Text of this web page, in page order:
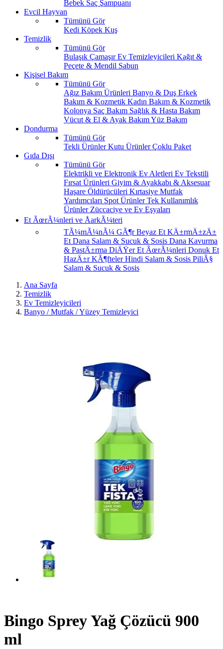
Bebek Saç Şampuanı
Evcil Hayvan
Tümünü Gör
Kedi Köpek Kuş
Temizlik
Tümünü Gör
Bulaşık ÇamaşırEv Temizleyicileri Kağıt &
Peçete & Mendil Sabun
Kişisel Bakım
Tümünü Gör
Ağız Bakım Ürünleri Banyo & Duş Erkek
Bakım & Kozmetik Kadın Bakım & Kozmetik
Kolonya Saç Bakım Sağlık & Hasta Bakım
Vücut & El & Ayak BakımYüz Bakım
Dondurma
Tümünü Gör
Tekli ÜrünlerKutu ÜrünlerÇoklu Paket
Gıda Dışı
Tümünü Gör
Elektrikli ve Elektronik Ev Aletleri Ev Tekstili
Fırsat Ürünleri Giyim & Ayakkabı & Aksesuar
Haşare Öldürücüleri Kırtasiye Mutfak
Yardımcıları Spot ÜrünlerTek Kullanımlık
Ürünler Züccaciye ve Ev Eşyaları
Et ÃœrÃ¼nleri ve ÅarkÃ¼teri
TÃ¼mÃ¼nÃ¼ GÃ¶rBeyaz Et KÄ±rmÄ±zÄ±
Et Dana Salam & Sucuk & Sosis Dana Kavurma
& PastÄ±rma DiÄŸer Et ÃœrÃ¼nleri Donuk Et
HazÄ±r KÃ¶ftelerHindi Salam & Sosis PiliÃ§
Salam & Sucuk & Sosis
Ana Sayfa
Temizlik
Ev Temizleyicileri
Banyo / Mutfak / Yüzey Temizleyici
Bingo Sprey Yağ Çözücü 900
ml